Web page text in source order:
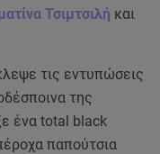
Τσιμτσιλή και
τις εντυπώσεις
της
ένα total black
παπούτσια